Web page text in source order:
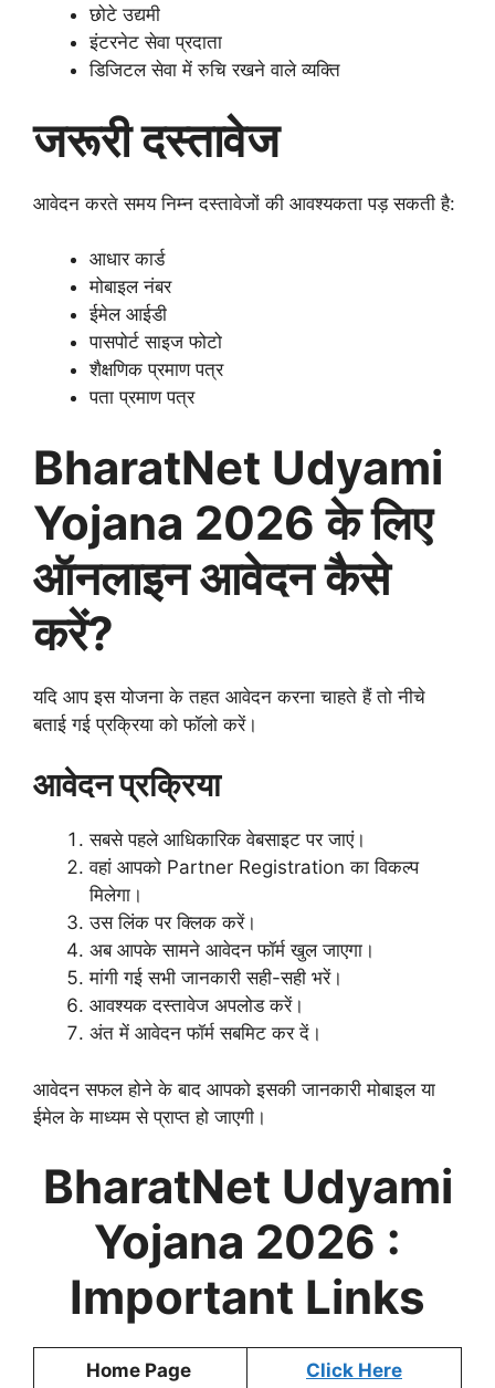
छोटे उद्यमी
इंटरनेट सेवा प्रदाता
डिजिटल सेवा में रुचि रखने वाले व्यक्ति
जरूरी दस्तावेज
आवेदन करते समय निम्न दस्तावेजों की आवश्यकता पड़ सकती है:
आधार कार्ड
मोबाइल नंबर
ईमेल आईडी
पासपोर्ट साइज फोटो
शैक्षणिक प्रमाण पत्र
पता प्रमाण पत्र
BharatNet Udyami
Yojana 2026 के लिए
ऑनलाइन आवेदन कैसे
करें?
यदि आप इस योजना के तहत आवेदन करना चाहते हैं तो नीचे
बताई गई प्रक्रिया को फॉलो करें।
आवेदन प्रक्रिया
सबसे पहले आधिकारिक वेबसाइट पर जाएं।
वहां आपको Partner Registration का विकल्प
मिलेगा।
उस लिंक पर क्लिक करें।
अब आपके सामने आवेदन फॉर्म खुल जाएगा।
मांगी गई सभी जानकारी सही-सही भरें।
आवश्यक दस्तावेज अपलोड करें।
अंत में आवेदन फॉर्म सबमिट कर दें।
आवेदन सफल होने के बाद आपको इसकी जानकारी मोबाइल या
ईमेल के माध्यम से प्राप्त हो जाएगी।
BharatNet Udyami
Yojana 2026 :
Important Links
Home Page Click Here